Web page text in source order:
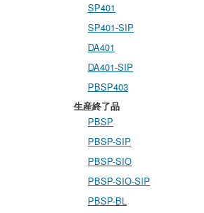
SP401
SP401-SIP
DA401
DA401-SIP
PBSP403
生産終了品
PBSP
PBSP-SIP
PBSP-SIO
PBSP-SIO-SIP
PBSP-BL